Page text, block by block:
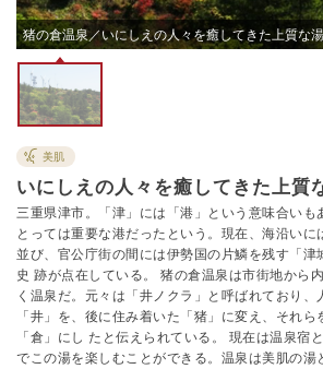
猪の倉温泉／いにしえの人々を癒してきた上質な湯
美肌
いにしえの人々を癒してきた上質
三重県津市。「津」には「港」という意味合いも
とっては重要な港だったという。現在、海沿いに
並び、官公庁街の間には伊勢国の片鱗を残す「津
史 跡が点在している。 猪の倉温泉は市街地から
く温泉だ。元々は「井ノクラ」と呼ばれており、
「井」を、後に住み着いた「猪」に変え、それ
「倉」にし たと伝えられている。 現在は温泉宿
でこの湯を楽しむことができる。温泉は美肌の湯